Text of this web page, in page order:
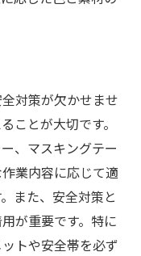
方
む方法
の自然素材
デザイン
装テイスト
発見
装プロジェクト
楽しむアイデア
対策が欠かせませ
ことが大切です。
、マスキングテー
業内容に応じて適
また、安全対策と
が重要です。特に
トや安全帯を必ず